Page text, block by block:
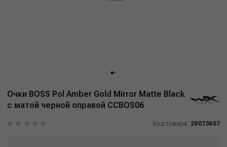
Очки BOSS Pol Amber Gold Mirror Matte Black
с матой черной оправой CCBOS06
Код товара: 29073657